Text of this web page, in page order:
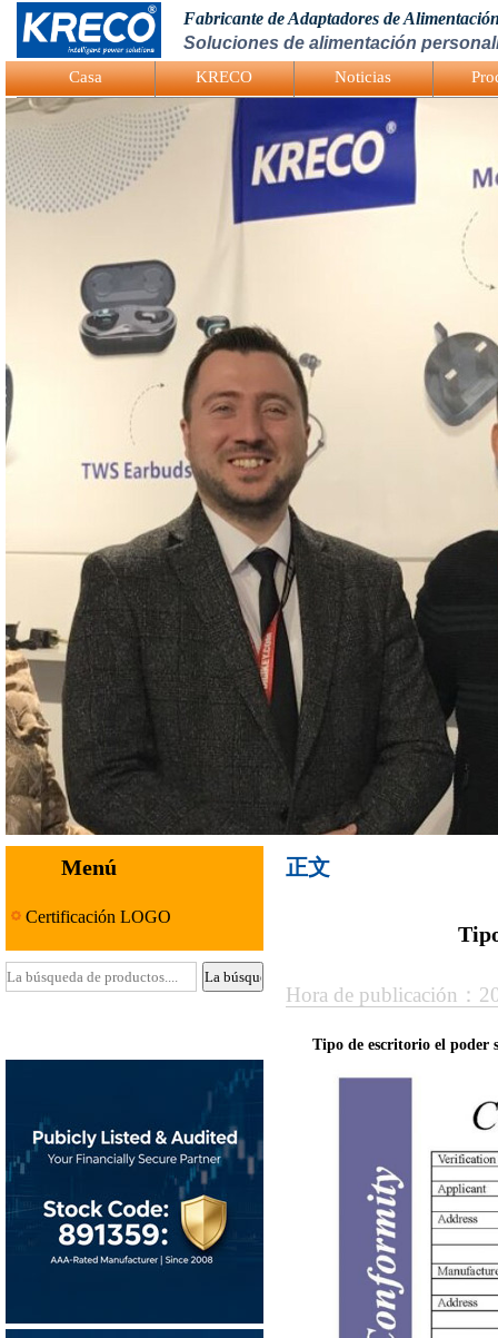
Logo Picture
Fabricante de Adaptadores de
Soluciones de alimentación
Casa KRECO Noticias
Menú
Certificación LOGO
正文
Hora de publicación
Tipo de escritorio el